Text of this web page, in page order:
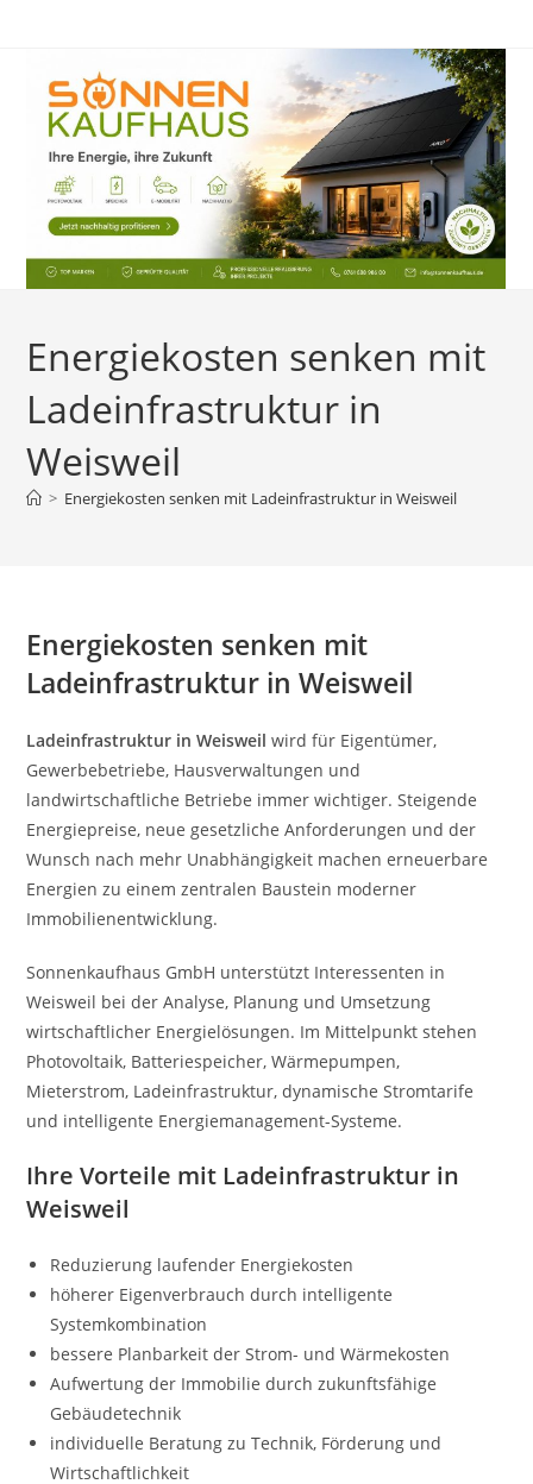
Energiekosten senken mit
Ladeinfrastruktur in
Weisweil
> Energiekosten senken mit Ladeinfrastruktur in Weisweil
Energiekosten senken mit
Ladeinfrastruktur in Weisweil
Ladeinfrastruktur in Weisweil wird für Eigentümer,
Gewerbebetriebe, Hausverwaltungen und
landwirtschaftliche Betriebe immer wichtiger. Steigende
Energiepreise, neue gesetzliche Anforderungen und der
Wunsch nach mehr Unabhängigkeit machen erneuerbare
Energien zu einem zentralen Baustein moderner
Immobilienentwicklung.
Sonnenkaufhaus GmbH unterstützt Interessenten in
Weisweil bei der Analyse, Planung und Umsetzung
wirtschaftlicher Energielösungen. Im Mittelpunkt stehen
Photovoltaik, Batteriespeicher, Wärmepumpen,
Mieterstrom, Ladeinfrastruktur, dynamische Stromtarife
und intelligente Energiemanagement-Systeme.
Ihre Vorteile mit Ladeinfrastruktur in
Weisweil
Reduzierung laufender Energiekosten
höherer Eigenverbrauch durch intelligente
Systemkombination
bessere Planbarkeit der Strom- und Wärmekosten
Aufwertung der Immobilie durch zukunftsfähige
Gebäudetechnik
individuelle Beratung zu Technik, Förderung und
Wirtschaftlichkeit